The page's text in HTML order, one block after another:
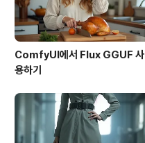
ComfyUI에서 Flux GGUF 사
용하기